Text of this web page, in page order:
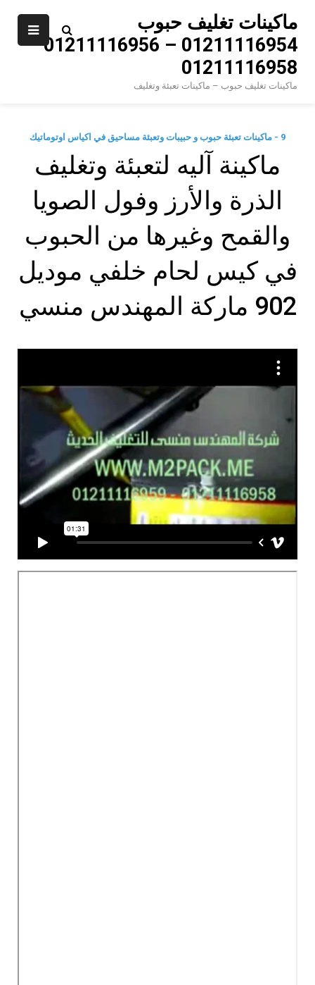
content
ماكينات تغليف حبوب
01211116954 – 01211116956 –
01211116958
ماكينات تغليف حبوب – ماكينات تعبئة وتغليف
9 - ماكينات تعبئة حبوب و حبيبات وتعبئة مساحيق في اكياس اوتوماتيك
ماكينة آليه لتعبئة وتغليف
الذرة والأرز وفول الصويا
والقمح وغيرها من الحبوب
في كيس لحام خلفي موديل
902 ماركة المهندس منسي